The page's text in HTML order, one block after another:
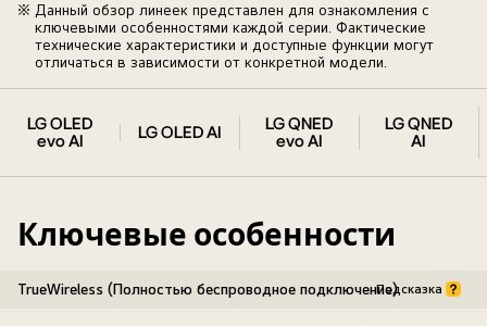
※ Данный обзор линеек представлен для ознакомления с
ключевыми особенностями каждой серии. Фактические
технические характеристики и доступные функции могут
отличаться в зависимости от конкретной модели.
линейка
телевизоров
LG OLED
evo AI
LG OLED AI
LG QNED
evo AI
LG QNED
AI
Ключевые особенности
TrueWireless (Полностью беспроводное подключение)Подсказка